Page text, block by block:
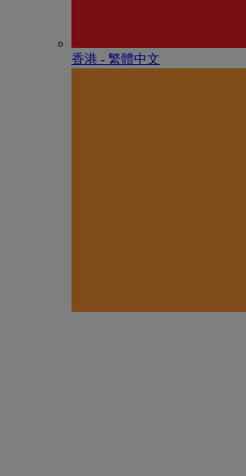
香港 - 繁體中文